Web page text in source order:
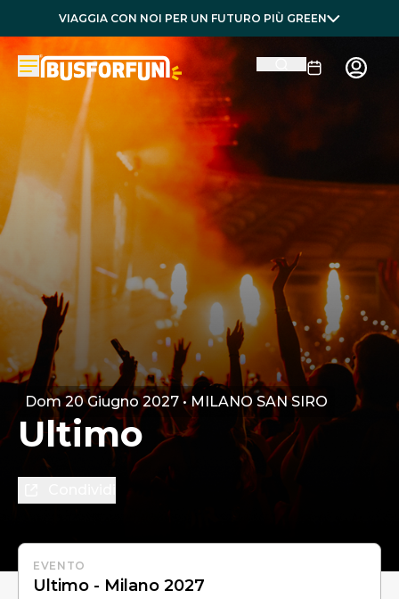
VIAGGIA CON NOI PER UN FUTURO PIÙ GREEN
Dom 20 Giugno 2027 • MILANO SAN SIRO
Ultimo
EVENTO